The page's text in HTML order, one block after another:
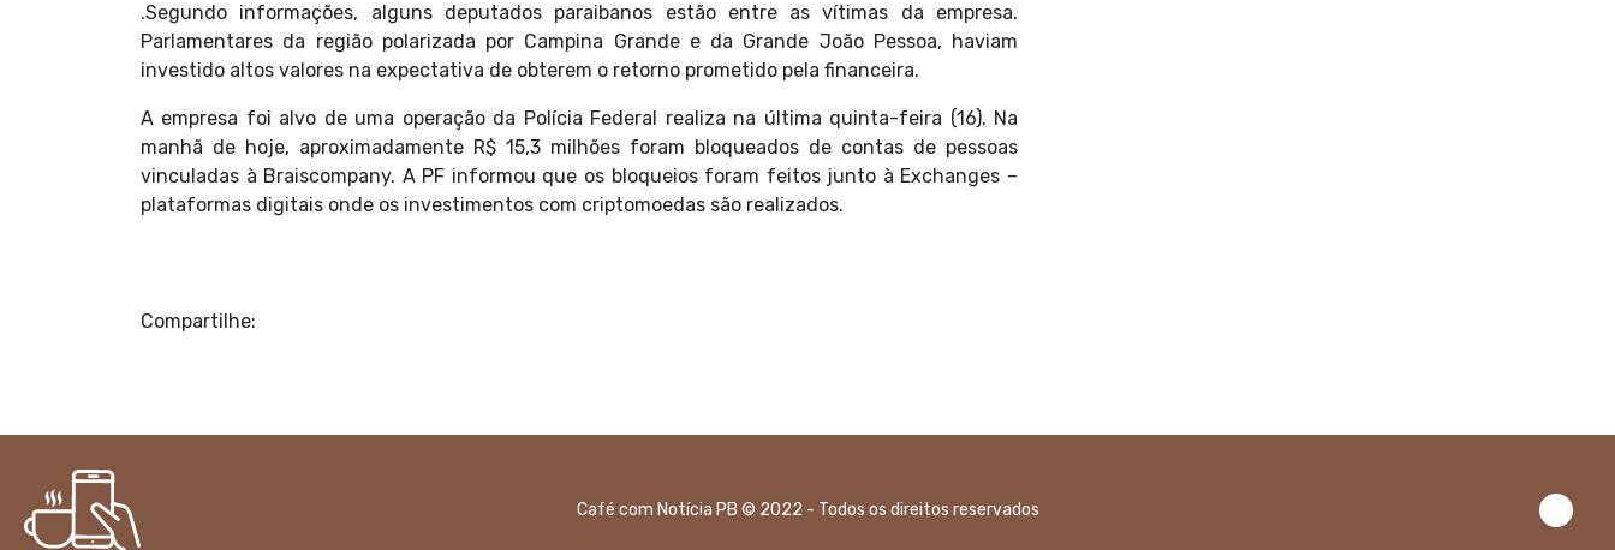
.Segundo informações, alguns deputados paraibanos estão entre as vítimas da empresa.
Parlamentares da região polarizada por Campina Grande e da Grande João Pessoa, haviam
investido altos valores na expectativa de obterem o retorno prometido pela financeira.
A empresa foi alvo de uma operação da Polícia Federal realiza na última quinta-feira (16). Na
manhã de hoje, aproximadamente R$ 15,3 milhões foram bloqueados de contas de pessoas
vinculadas à Braiscompany. A PF informou que os bloqueios foram feitos junto à Exchanges –
plataformas digitais onde os investimentos com criptomoedas são realizados.
Compartilhe:
Café com Notícia PB © 2022 - Todos os direitos reservados